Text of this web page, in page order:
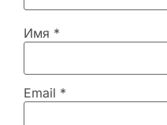
Имя *
Email *